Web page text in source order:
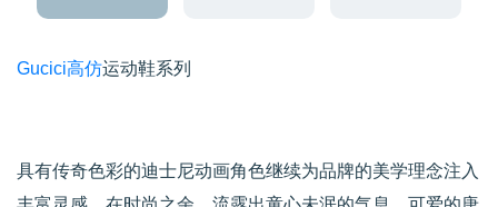
Gucici高仿运动鞋系列
具有传奇色彩的迪士尼动画角色继续为品牌的美学理念注入